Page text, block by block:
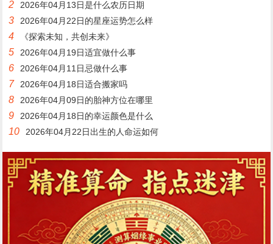
2 2026年04月13日是什么农历日期
3 2026年04月22日的星座运势怎么样
4 《探索未知，共创未来》
5 2026年04月19日适宜做什么事
6 2026年04月11日忌做什么事
7 2026年04月18日适合搬家吗
8 2026年04月09日的胎神方位在哪里
9 2026年04月18日的幸运颜色是什么
10 2026年04月22日出生的人命运如何